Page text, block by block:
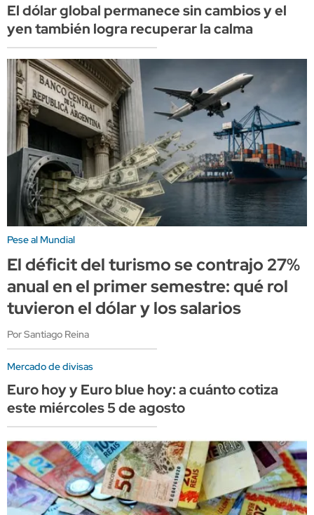
El dólar global permanece sin cambios y el
yen también logra recuperar la calma
Pese al Mundial
El déficit del turismo se contrajo 27%
anual en el primer semestre: qué rol
tuvieron el dólar y los salarios
Por Santiago Reina
Mercado de divisas
Euro hoy y Euro blue hoy: a cuánto cotiza
este miércoles 5 de agosto